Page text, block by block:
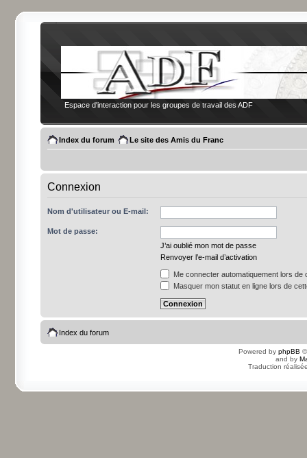
Espace d'interaction pour les groupes de travail des ADF
Index du forum Le site des Amis du Franc
Connexion
Nom d'utilisateur ou E-mail:
Mot de passe:
J’ai oublié mon mot de passe
Renvoyer l’e-mail d’activation
Me connecter automatiquement lors de
Masquer mon statut en ligne lors de
Index du forum
Powered by phpBB
and by
Traduction